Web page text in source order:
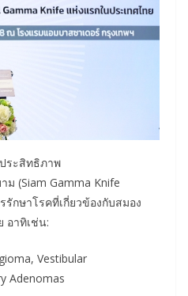
ระสิทธิภาพ
(Siam Gamma Knife
รักษาโรคที่เกี่ยวข้องกับสมอง
อาทิเช่น:
Vestibular
Adenomas